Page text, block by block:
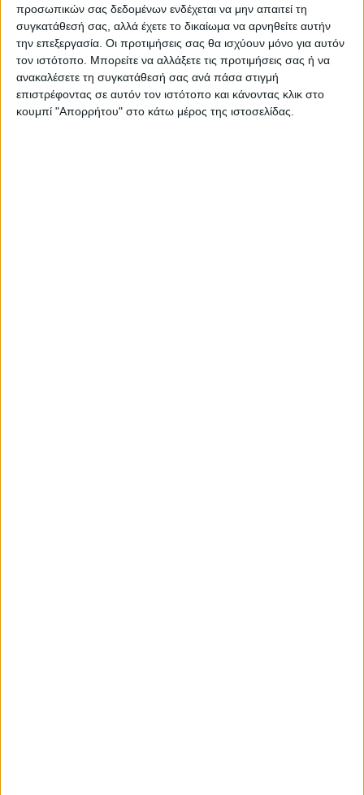
προσωπικών σας δεδομένων ενδέχεται να μην απαιτεί τη
συγκατάθεσή σας, αλλά έχετε το δικαίωμα να αρνηθείτε αυτήν
την επεξεργασία. Οι προτιμήσεις σας θα ισχύουν μόνο για αυτόν
τον ιστότοπο. Μπορείτε να αλλάξετε τις προτιμήσεις σας ή να
ανακαλέσετε τη συγκατάθεσή σας ανά πάσα στιγμή
επιστρέφοντας σε αυτόν τον ιστότοπο και κάνοντας κλικ στο
κουμπί "Απορρήτου" στο κάτω μέρος της ιστοσελίδας.